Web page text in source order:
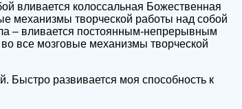
вливается колоссальная Божественная
механизмы творческой работы над собой
– вливается постоянным-непрерывным
все мозговые механизмы творческой
Быстро развивается моя способность к